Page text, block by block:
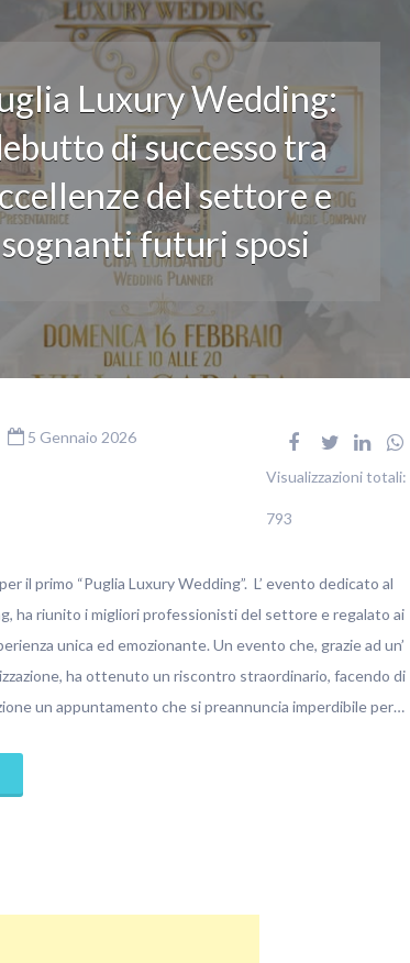
Luxury Wedding:
di successo tra
del settore e
sognanti futuri sposi
5 Gennaio 2026
Visualizzazioni totali:
793
il primo “Puglia Luxury Wedding”. L’ evento dedicato al
ha riunito i migliori professionisti del settore e regalato ai
unica ed emozionante. Un evento che, grazie ad un’
ha ottenuto un riscontro straordinario, facendo di
un appuntamento che si preannuncia imperdibile per…